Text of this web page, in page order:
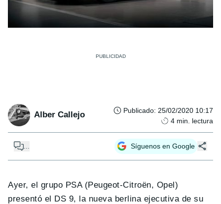
Alber Callejo Publicado: 25/02/2020 10:17
4 min. lectura
Síguenos en Google
Ayer, el grupo PSA (Peugeot-Citroën, Opel)
presentó el DS 9, la nueva berlina ejecutiva de su